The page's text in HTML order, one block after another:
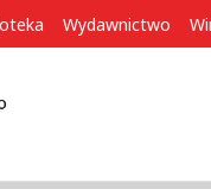
Wydawnictwo